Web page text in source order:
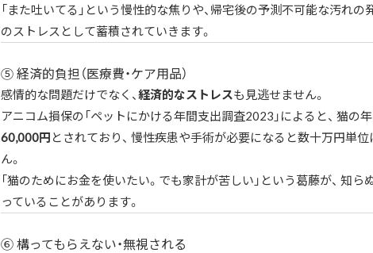
「また吐いてる」という慢性的な焦りや、帰宅後の予測不可能な汚れの
のストレスとして蓄積されていきます。
⑤ 経済的負担（医療費・ケア用品）
感情的な問題だけでなく、経済的なストレスも見逃せません。
アニコム損保の「ペットにかける年間支出調査2023」によると、 猫の
60,000円とされており、 慢性疾患や手術が必要になると数十万円単
ん。
「猫のためにお金を使いたい。でも家計が苦しい」という葛藤が、 知
っていることがあります。
⑥ 構ってもらえない・無視される